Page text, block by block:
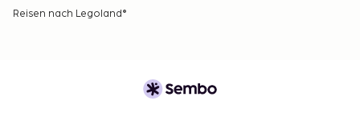
Reisen nach Legoland®